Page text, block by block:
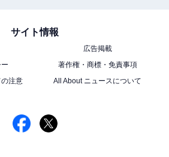
サイト情報
広告掲載
著作権・商標・免責事項
注意
All About ニュースについて